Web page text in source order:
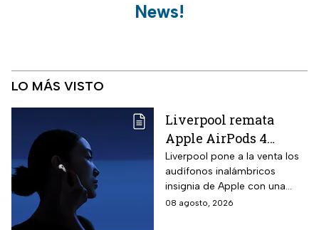
News!
LO MÁS VISTO
Liverpool remata
Apple AirPods 4
inalámbricos con 20%
descuento y hasta 16
MSI
Liverpool pone a la venta los
audífonos inalámbricos
insignia de Apple con una
rebaja considerable y
08 agosto, 2026